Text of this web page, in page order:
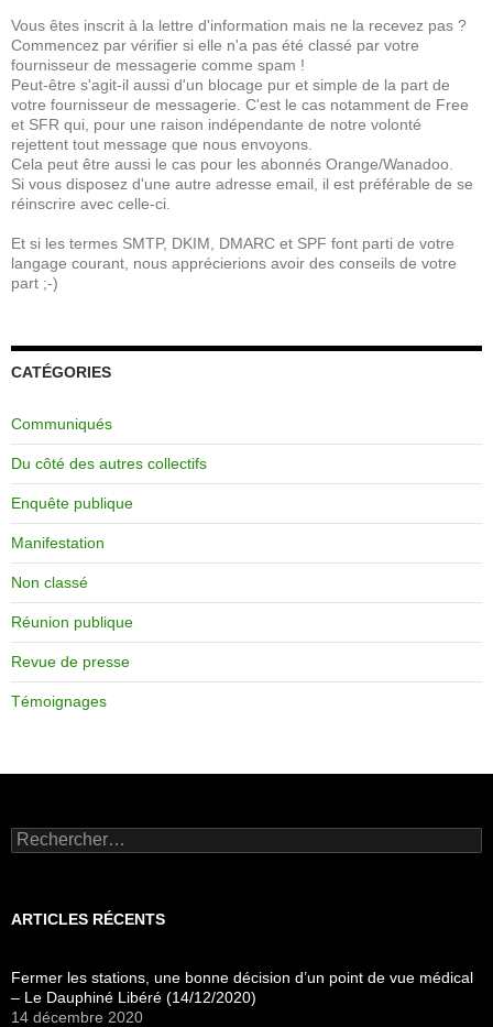
Vous êtes inscrit à la lettre d'information mais ne la recevez pas ?
Commencez par vérifier si elle n'a pas été classé par votre
fournisseur de messagerie comme spam !
Peut-être s'agit-il aussi d'un blocage pur et simple de la part de
votre fournisseur de messagerie. C'est le cas notamment de Free
et SFR qui, pour une raison indépendante de notre volonté
rejettent tout message que nous envoyons.
Cela peut être aussi le cas pour les abonnés Orange/Wanadoo.
Si vous disposez d'une autre adresse email, il est préférable de se
réinscrire avec celle-ci.
Et si les termes SMTP, DKIM, DMARC et SPF font parti de votre
langage courant, nous apprécierions avoir des conseils de votre
part ;-)
CATÉGORIES
Communiqués
Du côté des autres collectifs
Enquête publique
Manifestation
Non classé
Réunion publique
Revue de presse
Témoignages
Rechercher :
ARTICLES RÉCENTS
Fermer les stations, une bonne décision d’un point de vue médical
– Le Dauphiné Libéré (14/12/2020)
14 décembre 2020